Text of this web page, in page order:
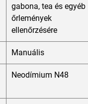
gabona, tea és egyéb
őrlemények
ellenőrzésére
Manuális
Neodímium N48